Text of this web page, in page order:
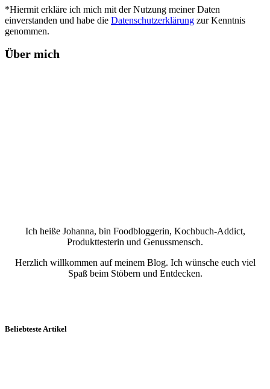
*Hiermit erkläre ich mich mit der Nutzung meiner Daten
einverstanden und habe die Datenschutzerklärung zur Kenntnis
genommen.
Über mich
Ich heiße Johanna, bin Foodbloggerin, Kochbuch-Addict,
Produkttesterin und Genussmensch.
Herzlich willkommen auf meinem Blog. Ich wünsche euch viel
Spaß beim Stöbern und Entdecken.
Beliebteste Artikel